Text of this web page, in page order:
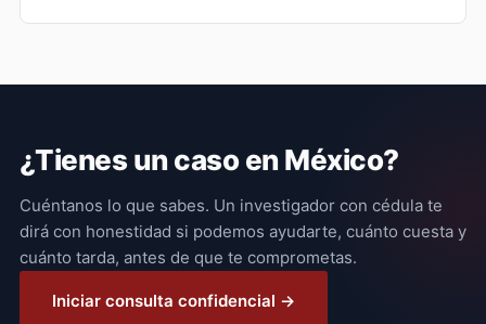
¿Tienes un caso en México?
Cuéntanos lo que sabes. Un investigador con cédula te
dirá con honestidad si podemos ayudarte, cuánto cuesta y
cuánto tarda, antes de que te comprometas.
Iniciar consulta confidencial →